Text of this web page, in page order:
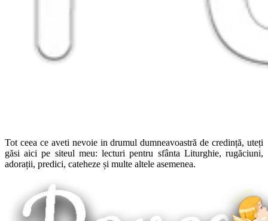
Tot ceea ce aveti nevoie in drumul dumneavoastră de credință, uteți
găsi aici pe siteul meu: lecturi pentru sfânta Liturghie, rugăciuni,
adorații, predici, cateheze și multe altele asemenea.